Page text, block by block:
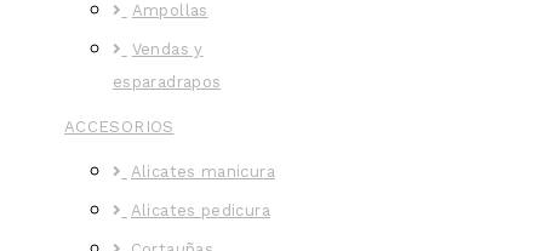
Ampollas
Vendas y
esparadrapos
ACCESORIOS
Alicates manicura
Alicates pedicura